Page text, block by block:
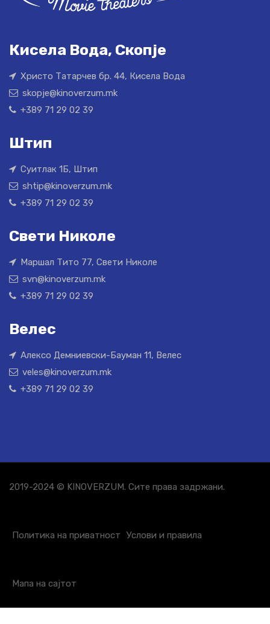
Кисела Вода, Скопје
Христо Татарчев бр. 44, Кисела Вода
skopje@kinoverzum.mk
+389 71 29 02 39
Штип
Суитлак 1Б, Штип
shtip@kinoverzum.mk
+389 71 29 02 39
Свети Николе
Маршал Тито 77, Свети Николе
svn@kinoverzum.mk
+389 71 29 02 39
Велес
Алексо Демниевски-Бауман 11, Велес
veles@kinoverzum.mk
+389 71 29 02 39
2019-2024 © KINOVERZUM. Сите права задржани.
Политика на приватност Услови и правила
Мапа на сајтот